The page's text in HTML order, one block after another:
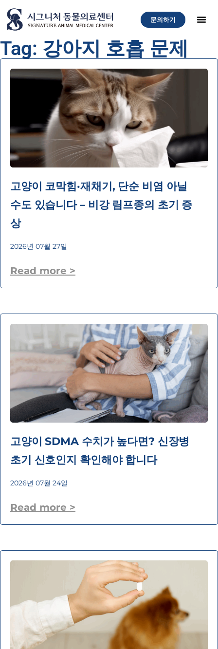
문의하기
Tag: 강아지 호흡 문제
고양이 코막힘·재채기, 단순 비염 아닐
수도 있습니다 – 비강 림프종의 초기 증
상
2026년 07월 27일
Read more >
고양이 SDMA 수치가 높다면? 신장병
초기 신호인지 확인해야 합니다
2026년 07월 24일
Read more >